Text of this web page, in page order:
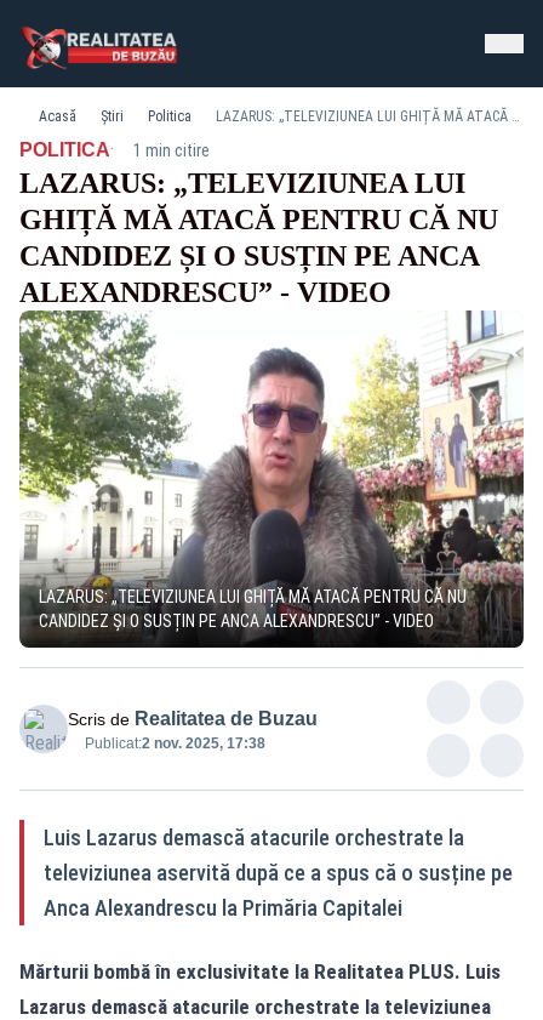
Acasă Știri Politica LAZARUS: „TELEVIZIUNEA LUI GHIȚĂ MĂ ATACĂ PENTRU CĂ NU CANDIDEZ ȘI O SUSȚIN PE ANCA ALEXANDRESCU” - VIDEO
POLITICA· 1 min citire
LAZARUS: „TELEVIZIUNEA LUI
GHIȚĂ MĂ ATACĂ PENTRU CĂ NU
CANDIDEZ ȘI O SUSȚIN PE ANCA
ALEXANDRESCU” - VIDEO
LAZARUS: „TELEVIZIUNEA LUI GHIȚĂ MĂ ATACĂ PENTRU CĂ NU
CANDIDEZ ȘI O SUSȚIN PE ANCA ALEXANDRESCU” - VIDEO
Scris de Realitatea de Buzau
Publicat:2 nov. 2025, 17:38
Luis Lazarus demască atacurile orchestrate la
televiziunea aservită după ce a spus că o susține pe
Anca Alexandrescu la Primăria Capitalei
Mărturii bombă în exclusivitate la Realitatea PLUS. Luis
Lazarus demască atacurile orchestrate la televiziunea